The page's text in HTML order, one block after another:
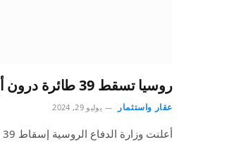
روسيا تسقط 39 طائرة درون أوكرانية فوق المناطق الحدودية
عقار واستثمار يوليو 29, 2024